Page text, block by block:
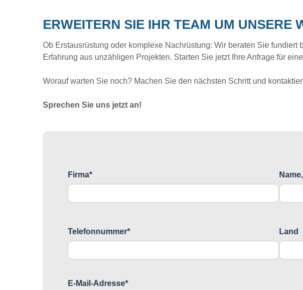
ERWEITERN SIE IHR TEAM UM UNSERE
Ob Erstausrüstung oder komplexe Nachrüstung: Wir beraten Sie
Erfahrung aus unzähligen Projekten. Starten Sie jetzt Ihre Anfrage für
Worauf warten Sie noch? Machen Sie den nächsten Schritt und
Sprechen Sie uns jetzt an!
Firma*
Telefonnummer* Land
E-Mail-Adresse*